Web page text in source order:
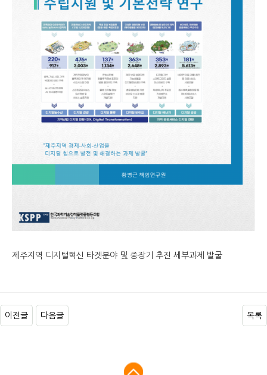
제주지역 디지털혁신 타겟분야 및 중장기 추진 세부과제 발굴
이전글 다음글 목록